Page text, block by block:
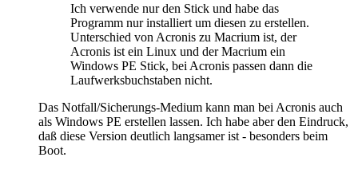
Ich verwende nur den Stick und habe das
Programm nur installiert um diesen zu erstellen.
Unterschied von Acronis zu Macrium ist, der
Acronis ist ein Linux und der Macrium ein
Windows PE Stick, bei Acronis passen dann die
Laufwerksbuchstaben nicht.
Das Notfall/Sicherungs-Medium kann man bei Acronis auch
als Windows PE erstellen lassen. Ich habe aber den Eindruck,
daß diese Version deutlich langsamer ist - besonders beim
Boot.